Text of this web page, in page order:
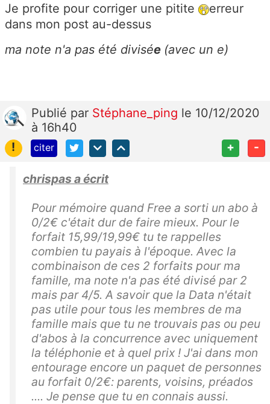
Je profite pour corriger une pitite
erreur
dans mon post au-dessus
ma note n'a pas été divisée (avec un e)
Publié par Stéphane_ping le 10/12/2020
à 16h40
!
citer + -
chrispas a écrit
Pour mémoire quand Free a sorti un abo à
0/2€ c'était dur de faire mieux. Pour le
forfait 15,99/19,99€ tu te rappelles
combien tu payais à l'époque. Avec la
combinaison de ces 2 forfaits pour ma
famille, ma note n'a pas été divisé par 2
mais par 4/5. A savoir que la Data n'était
pas utile pour tous les membres de ma
famille mais que tu ne trouvais pas ou peu
d'abos à la concurrence avec uniquement
la téléphonie et à quel prix ! J'ai dans mon
entourage encore un paquet de personnes
au forfait 0/2€: parents, voisins, préados
.... Je pense que tu en connais aussi.